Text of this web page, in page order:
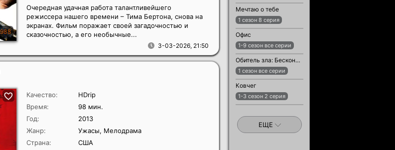
3-03-2026, 21:50
Очередная удачная работа талантливейшего
режиссера нашего времени – Тима Бертона, снова на
экранах. Фильм поражает своей загадочностью и
сказочностью, а его необычные...
Качество:
HDrip
Время:
98 мин.
Год:
2013
Жанр:
Ужасы, Мелодрама
Страна:
США
Мечтаю о тебе
1 сезон 8 серия
Офис
1-9 сезон все серии
Обитель зла: Бесконечная тьма
1 сезон все серии
Ковчег
1-3 сезон 2 серия
ЕЩЕ